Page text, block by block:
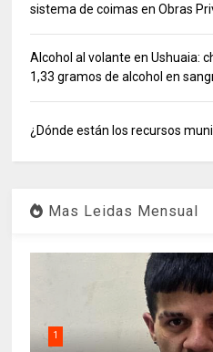
sistema de coimas en Obras
Alcohol al volante en Ushuaia:
1,33 gramos de alcohol en
¿Dónde están los recursos
Mas Leidas Mensual
1